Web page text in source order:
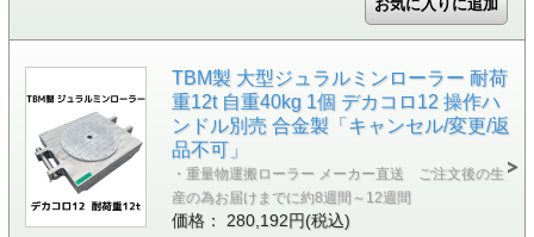
TBM製 大型ジュラルミンローラー 耐荷
重12t 自重40kg 1個 デカコロ12 操作ハ
ンドル別売 合金製「キャンセル/変更/返
品不可」
・重量物運搬ローラー メーカー直送 ご注文後の生
産の為お届けまでに約8週間～12週間
価格： 280,192円(税込)